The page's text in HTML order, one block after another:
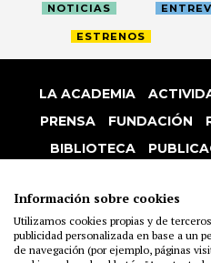
NOTICIAS
ESTRENOS
LA ACADEMIA
PRENSA
FUNDACIÓN
BIBLIOTECA
Información sobre cookies
Utilizamos cookies propias y de
publicidad personalizada en base a un
de navegación (por ejemplo, páginas